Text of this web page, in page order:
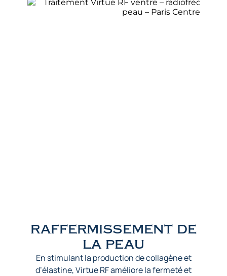
raffermissement de
la peau
En stimulant la production de collagène et
d’élastine, Virtue RF améliore la fermeté et